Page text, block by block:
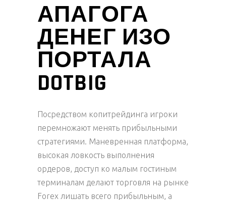
АПАГОГА
ДЕНЕГ ИЗО
ПОРТАЛА
DOTBIG
Посредством копитрейдинга игроки
перемножают менять прибыльными
стратегиями. Маневренная платформа,
высокая ловкость выполнения
ордеров, доступ ко малым гостиным
терминалам делают торговля на рынке
Forex лишать всего прибыльным, а